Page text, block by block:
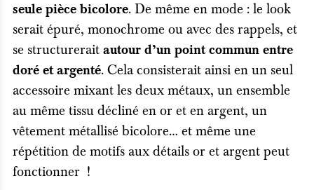
seule pièce bicolore. De même en mode : le look
serait épuré, monochrome ou avec des rappels, et
se structurerait autour d’un point commun entre
doré et argenté. Cela consisterait ainsi en un seul
accessoire mixant les deux métaux, un ensemble
au même tissu décliné en or et en argent, un
vêtement métallisé bicolore… et même une
répétition de motifs aux détails or et argent peut
fonctionner !